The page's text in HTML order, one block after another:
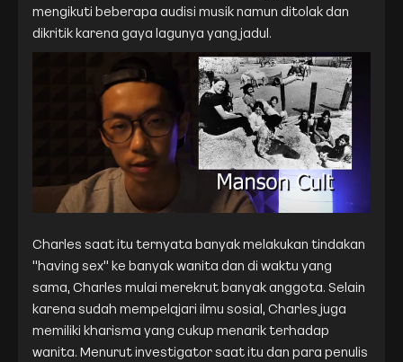
mengikuti beberapa audisi musik namun ditolak dan
dikritik karena gaya lagunya yang jadul.
Charles saat itu ternyata banyak melakukan tindakan
"having sex" ke banyak wanita dan di waktu yang
sama, Charles mulai merekrut banyak anggota. Selain
karena sudah mempelajari ilmu sosial, Charles juga
memiliki kharisma yang cukup menarik terhadap
wanita. Menurut investigator saat itu dan para penulis